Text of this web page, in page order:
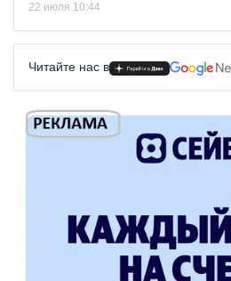
22 июля 10:44
Читайте нас в